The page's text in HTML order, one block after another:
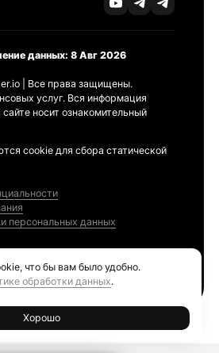
данных: 8 Авг 2026
| Все права защищены.
услуг. Вся информация
носит ознакомительный
cookie для сбора статической
персональных данных
что бы вам было удобно.
обработки данных.
Хорошо